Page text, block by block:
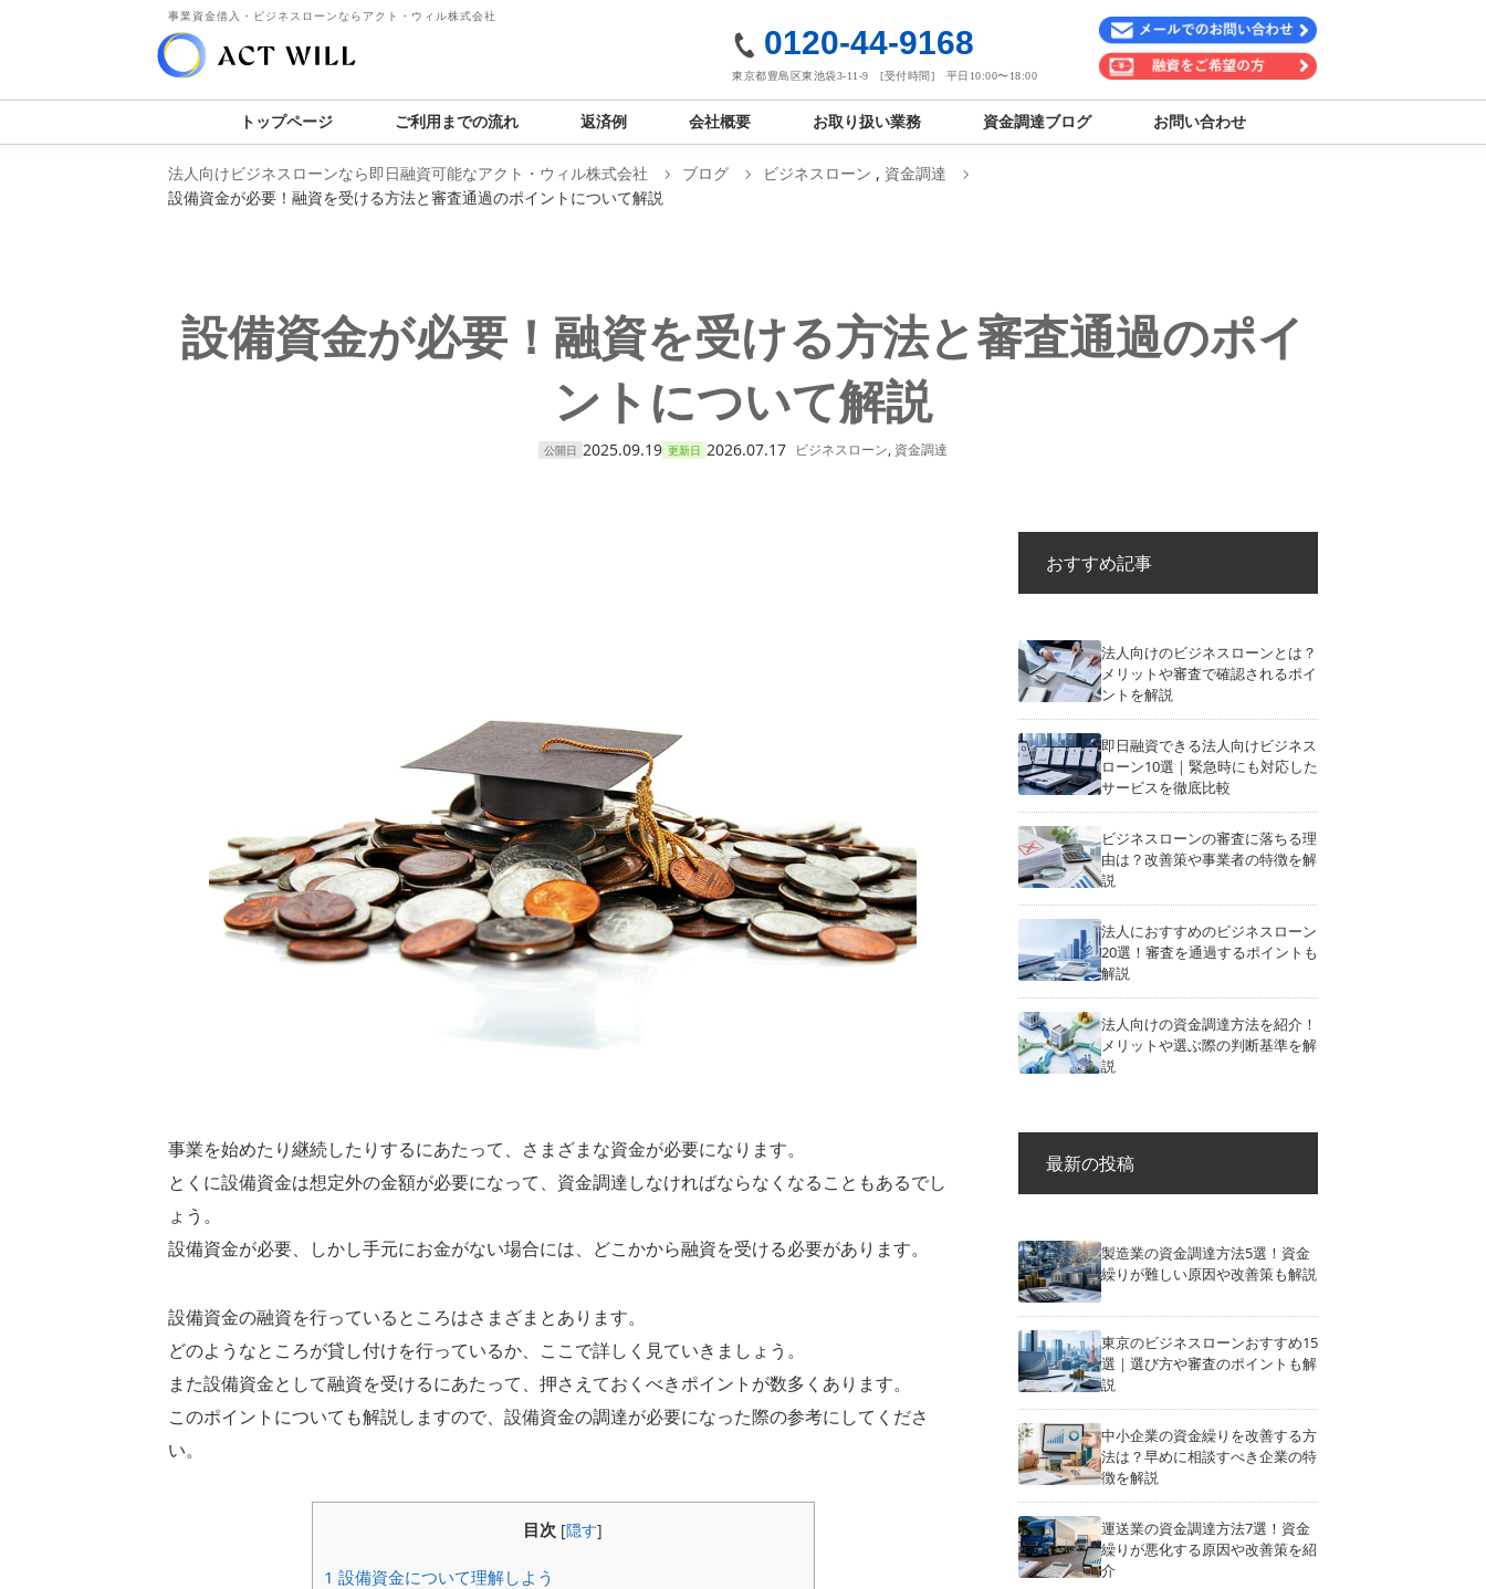
事業資金借入・ビジネスローンならアクト・ウィル株式会社
0120-44-9168
東京都豊島区東池袋3-11-9 [受付時間] 平日10:00〜18:00
トップページ ご利用までの流れ 返済例 会社概要 お取り扱い業務 資金調達ブログ お問い合わせ
法人向けビジネスローンなら即日融資可能なアクト・ウィル株式会社 ブログ ビジネスローン , 資金調達
設備資金が必要！融資を受ける方法と審査通過のポイントについて解説
設備資金が必要！融資を受ける方法と審査通過のポイ
ントについて解説
公開日 2025.09.19 更新日 2026.07.17 ビジネスローン, 資金調達
事業を始めたり継続したりするにあたって、さまざまな資金が必要になります。
とくに設備資金は想定外の金額が必要になって、資金調達しなければならなくなることもあるでし
ょう。
設備資金が必要、しかし手元にお金がない場合には、どこかから融資を受ける必要があります。
設備資金の融資を行っているところはさまざまとあります。
どのようなところが貸し付けを行っているか、ここで詳しく見ていきましょう。
また設備資金として融資を受けるにあたって、押さえておくべきポイントが数多くあります。
このポイントについても解説しますので、設備資金の調達が必要になった際の参考にしてくださ
い。
目次 [隠す]
1 設備資金について理解しよう
おすすめ記事
法人向けのビジネスローンとは？
メリットや審査で確認されるポイ
ントを解説
即日融資できる法人向けビジネス
ローン10選｜緊急時にも対応した
サービスを徹底比較
ビジネスローンの審査に落ちる理
由は？改善策や事業者の特徴を解
説
法人におすすめのビジネスローン
20選！審査を通過するポイントも
解説
法人向けの資金調達方法を紹介！
メリットや選ぶ際の判断基準を解
説
最新の投稿
製造業の資金調達方法5選！資金
繰りが難しい原因や改善策も解説
東京のビジネスローンおすすめ15
選｜選び方や審査のポイントも解
説
中小企業の資金繰りを改善する方
法は？早めに相談すべき企業の特
徴を解説
運送業の資金調達方法7選！資金
繰りが悪化する原因や改善策を紹
介